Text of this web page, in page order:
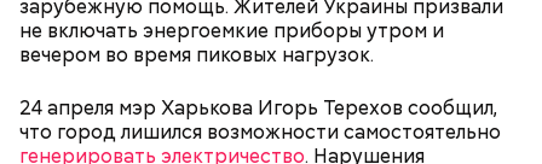
зарубежную помощь. Жителей Украины призвали
не включать энергоемкие приборы утром и
вечером во время пиковых нагрузок.
24 апреля мэр Харькова Игорь Терехов сообщил,
что город лишился возможности самостоятельно
генерировать электричество. Нарушения
Атака хищника: ихтиолог
объяснил, почему акулы
нападают на человека
Особенно опасно контактировать с водой, если вы
оказались в открытом море и получили порез или
ранку. Акула чувствует даже небольшое
количество крови на расстоянии до полутора
Свое несогласие с предыдущим спикером в личном
разговоре с корреспондентом «Вечерней Москвы»
высказал председатель Всероссийского общества
Эксперт предположил, что любая информация,
напоминающая о проблемах экологии и ядерной
Главное, что они заставляют людей задуматься над
своим будущим и будущим человечества.